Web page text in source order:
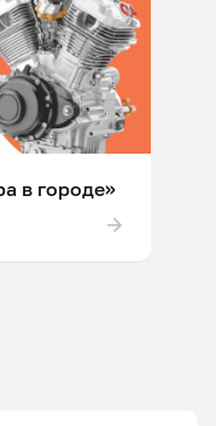
в городе»